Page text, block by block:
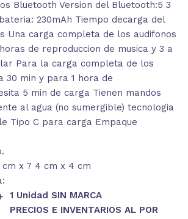
Bluetooth Version del Bluetooth:5 3
230mAh Tiempo decarga del
Una carga completa de los audifonos
de reproduccion de musica y 3 a
Para la carga completa de los
30 min y para 1 hora de
5 min de carga Tienen mandos
al agua (no sumergible) tecnologia
Tipo C para carga Empaque
cm x 7 4 cm x 4 cm
1 Unidad SIN MARCA
PRECIOS E INVENTARIOS AL POR